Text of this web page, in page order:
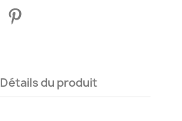
Détails du produit